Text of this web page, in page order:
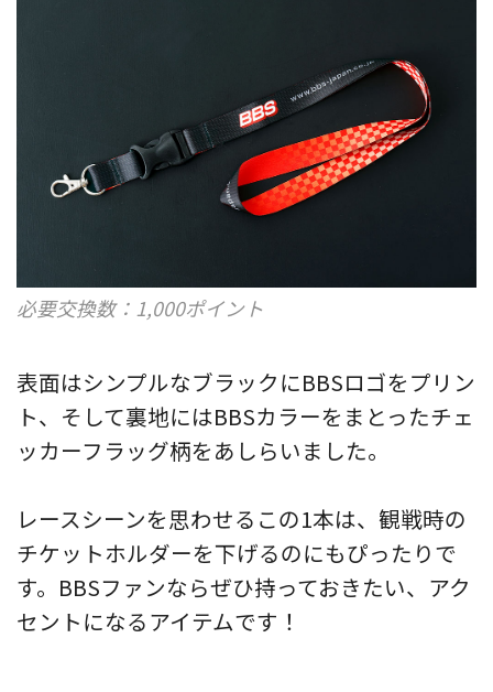
必要交換数：1,000ポイント
表面はシンプルなブラックにBBSロゴをプリン
ト、そして裏地にはBBSカラーをまとったチェ
ッカーフラッグ柄をあしらいました。
レースシーンを思わせるこの1本は、観戦時の
チケットホルダーを下げるのにもぴったりで
す。BBSファンならぜひ持っておきたい、アク
セントになるアイテムです！